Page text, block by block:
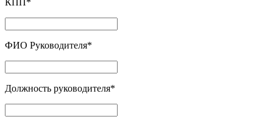
ФИО Руководителя*
Должность руководителя*